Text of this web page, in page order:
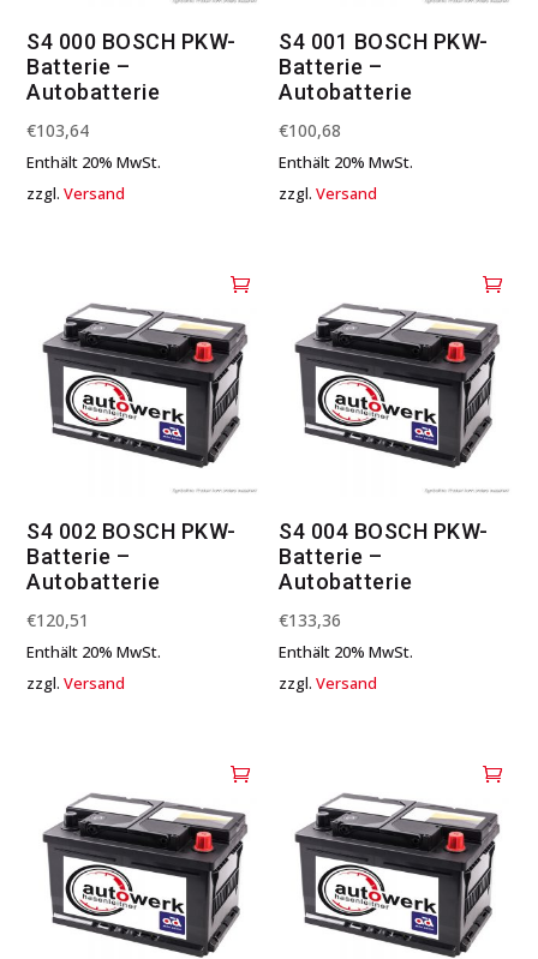
S4 000 BOSCH PKW-
Batterie –
Autobatterie
€103,64
Enthält 20% MwSt.
zzgl.Versand
S4 001 BOSCH PKW-
Batterie –
Autobatterie
€100,68
Enthält 20% MwSt.
zzgl.Versand
S4 002 BOSCH PKW-
Batterie –
Autobatterie
€120,51
Enthält 20% MwSt.
zzgl.Versand
S4 004 BOSCH PKW-
Batterie –
Autobatterie
€133,36
Enthält 20% MwSt.
zzgl.Versand